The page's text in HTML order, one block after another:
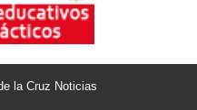
la Cruz Noticias